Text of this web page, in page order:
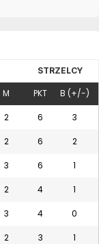
STRZELCY
M PKT B (+/-)
2 6 3
2 6 2
3 6 1
2 4 1
3 4 0
2 3 1